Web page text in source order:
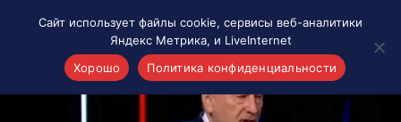
Сайт использует файлы cookie, сервисы веб-аналитики
Яндекс Метрика, и LiveInternet
Хорошо
Политика конфиденциальности